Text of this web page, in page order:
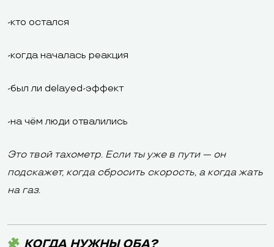
-кто остался
-когда началась реакция
-был ли delayed-эффект
-на чём люди отвалились
Это твой тахометр. Если ты уже в пути — он
подскажет, когда сбросить скорость, а когда жать
на газ.